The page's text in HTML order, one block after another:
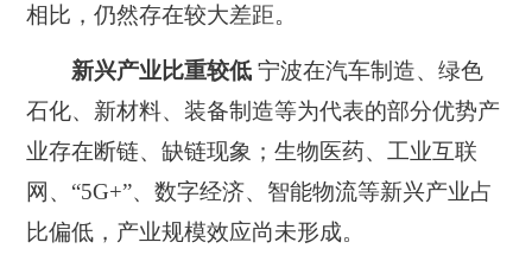
相比，仍然存在较大差距。
新兴产业比重较低 宁波在汽车制造、绿色
石化、新材料、装备制造等为代表的部分优势产
业存在断链、缺链现象；生物医药、工业互联
网、“5G+”、数字经济、智能物流等新兴产业占
比偏低，产业规模效应尚未形成。